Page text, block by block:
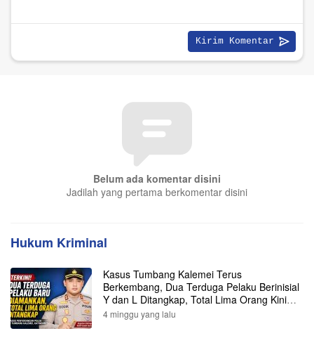
Belum ada komentar disini
Jadilah yang pertama berkomentar disini
Hukum Kriminal
Kasus Tumbang Kalemei Terus
Berkembang, Dua Terduga Pelaku Berinisial
Y dan L Ditangkap, Total Lima Orang Kini
Diamankan Polisi
4 minggu yang lalu